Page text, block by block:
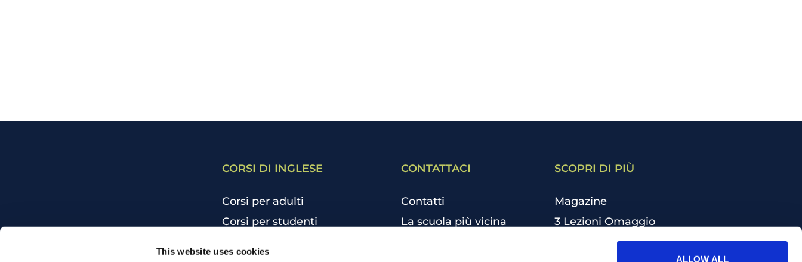
This website uses cookies
ALLOW ALL
CORSI DI INGLESE
Corsi per adulti
Corsi per studenti
CONTATTACI
Contatti
La scuola più vicina
SCOPRI DI PIÙ
Magazine
3 Lezioni Omaggio